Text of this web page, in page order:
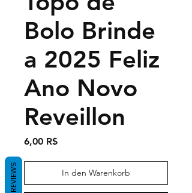
Bolo Brinde
a 2025 Feliz
Ano Novo
Reveillon
6,00 R$Preis
In den Warenkorb
REVIEWS